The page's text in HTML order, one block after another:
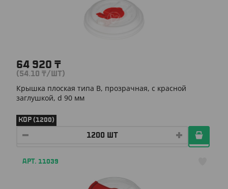
64 920 ₸
(54.10 ₸/ШТ)
Крышка плоская типа B, прозрачная, с красной
заглушкой, d 90 мм
КОР (1200)
АРТ. 11039